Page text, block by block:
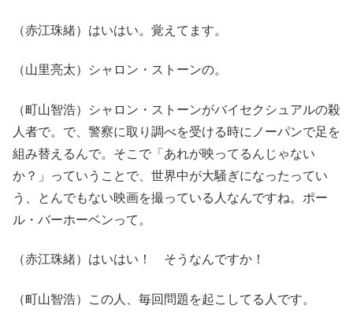
（赤江珠緒）はいはい。覚えてます。
（山里亮太）シャロン・ストーンの。
（町山智浩）シャロン・ストーンがバイセクシュアルの殺
人者で。で、警察に取り調べを受ける時にノーパンで足を
組み替えるんで。そこで「あれが映ってるんじゃない
か？」っていうことで、世界中が大騒ぎになったってい
う、とんでもない映画を撮っている人なんですね。ポー
ル・バーホーベンって。
（赤江珠緒）はいはい！ そうなんですか！
（町山智浩）この人、毎回問題を起こしてる人です。